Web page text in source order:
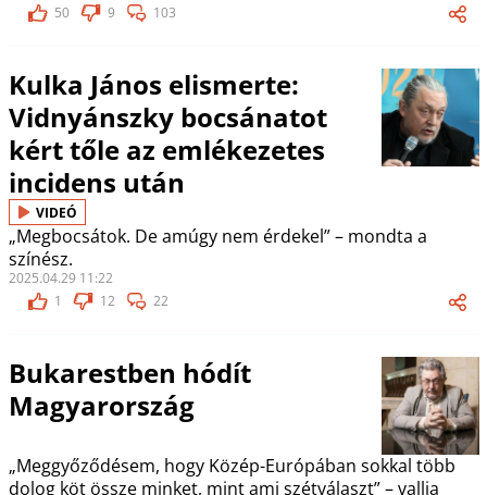
50
9 103
Kulka János elismerte:
Vidnyánszky bocsánatot
kért tőle az emlékezetes
incidens után
VIDEÓ
„Megbocsátok. De amúgy nem érdekel” – mondta a
színész.
2025.04.29 11:22
1
12 22
Bukarestben hódít
Magyarország
„Meggyőződésem, hogy Közép-Európában sokkal több
dolog köt össze minket, mint ami szétválaszt” – vallja